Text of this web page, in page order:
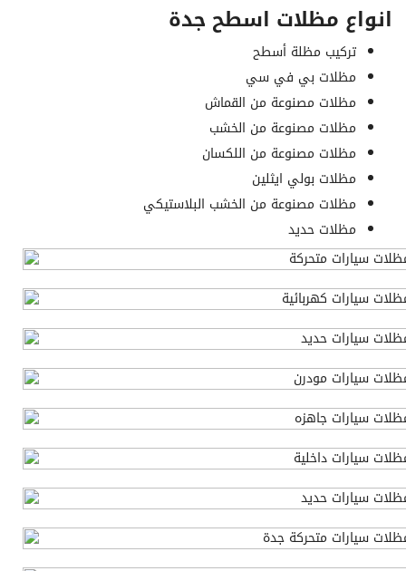
انواع مظلات اسطح جدة
تركيب مظلة أسطح
مظلات بي في سي
مظلات مصنوعة من القماش
مظلات مصنوعة من الخشب
مظلات مصنوعة من اللكسان
مظلات بولي ايثلين
مظلات مصنوعة من الخشب البلاستيكي
مظلات حديد